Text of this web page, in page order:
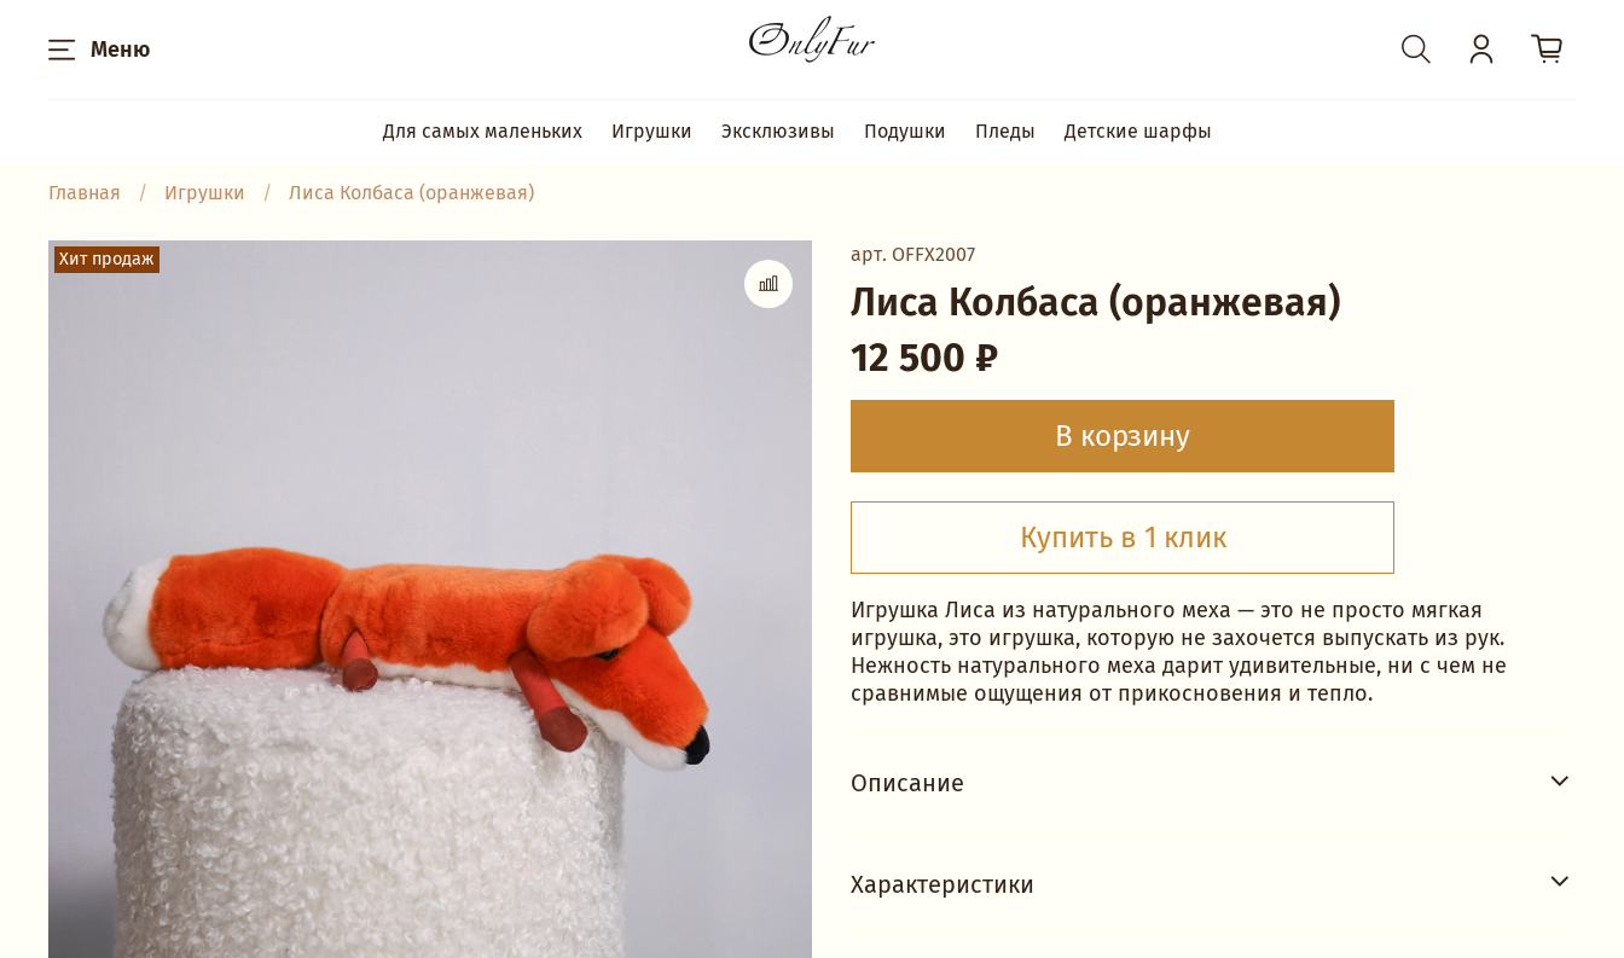
Меню
Для самых маленьких Игрушки Эксклюзивы Подушки Пледы Детские шарфы
Главная Игрушки Лиса Колбаса (оранжевая)
Хит продаж арт. OFFX2007
Лиса Колбаса (оранжевая)
12 500 ₽
В корзину
Купить в 1 клик
Игрушка Лиса из натурального меха — это не просто мягкая
игрушка, это игрушка, которую не захочется выпускать из рук.
Нежность натурального меха дарит удивительные, ни с чем не
сравнимые ощущения от прикосновения и тепло.
Описание
Характеристики